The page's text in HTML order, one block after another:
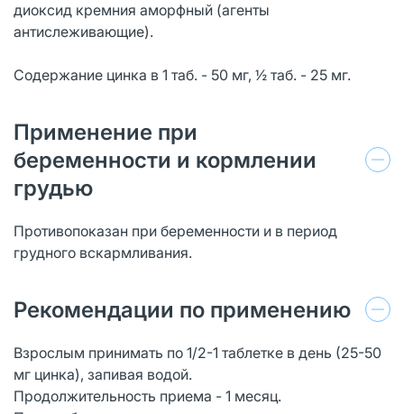
диоксид кремния аморфный (агенты
антислеживающие).
Содержание цинка в 1 таб. - 50 мг, ½ таб. - 25 мг.
Применение при
беременности и кормлении
грудью
Противопоказан при беременности и в период
грудного вскармливания.
Рекомендации по применению
Взрослым принимать по 1/2-1 таблетке в день (25-50
мг цинка), запивая водой.
Продолжительность приема - 1 месяц.